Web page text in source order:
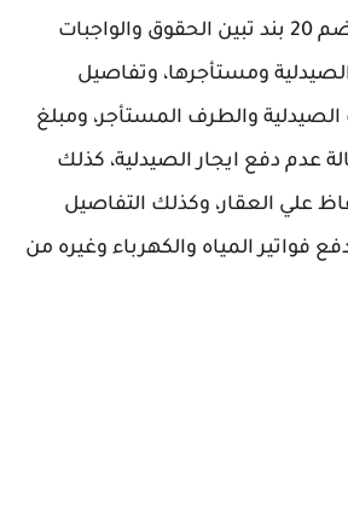
ايجار الصيدليات ويضم 20 بند تبين الحقوق والواجبات
ومستأجرها، وتفاصيل
الصيدلية والطرف المستأجر، ومبلغ
عدم دفع ايجار الصيدلية، كذلك
علي العقار، وكذلك التفاصيل
فواتير المياه والكهرباء وغيره من